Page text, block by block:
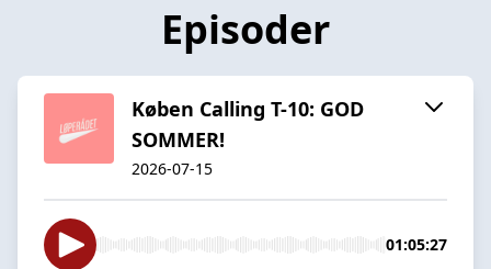
Episoder
Køben Calling T-10: GOD
SOMMER!
2026-07-15
01:05:27